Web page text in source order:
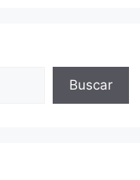
Buscar